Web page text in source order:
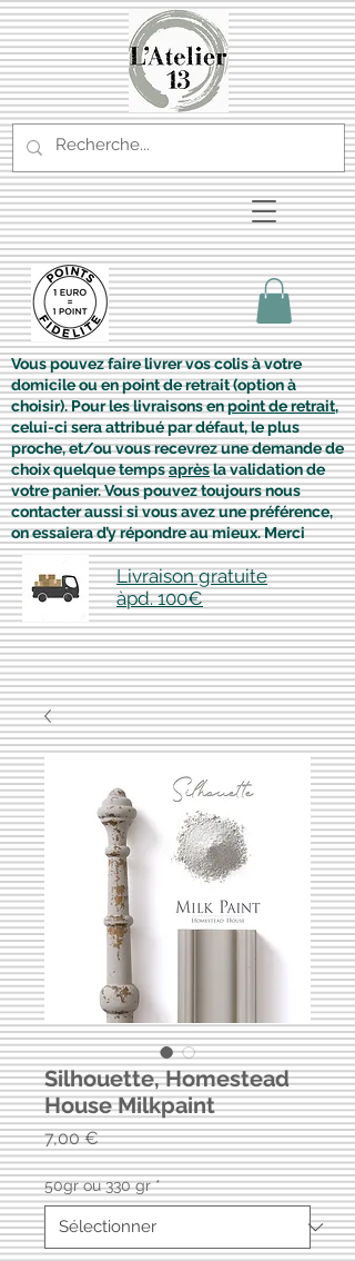
Vous pouvez faire livrer vos colis à votre
domicile ou en point de retrait (option à
choisir). Pour les livraisons enpoint de retrait,
celui-ci sera attribué par défaut, le plus
proche, et/ou vous recevrez une demande de
choix quelque tempsaprèsla validation de
votre panier. Vous pouvez toujours nous
contacter aussi si vous avez une préférence,
on essaiera d’y répondre au mieux. Merci
Livraison gratuite
àpd. 100€
Silhouette, Homestead
House Milkpaint
7,00 €Prix
50gr ou 330 gr *